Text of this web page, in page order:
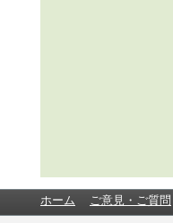
ホーム ご意見・ご質問